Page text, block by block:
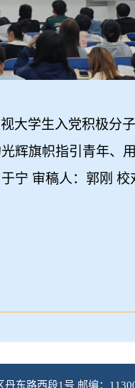
大学生入党积极分
辉旗帜指引青年、
宁 审稿人：郭刚 校
东路西段1号 邮编：